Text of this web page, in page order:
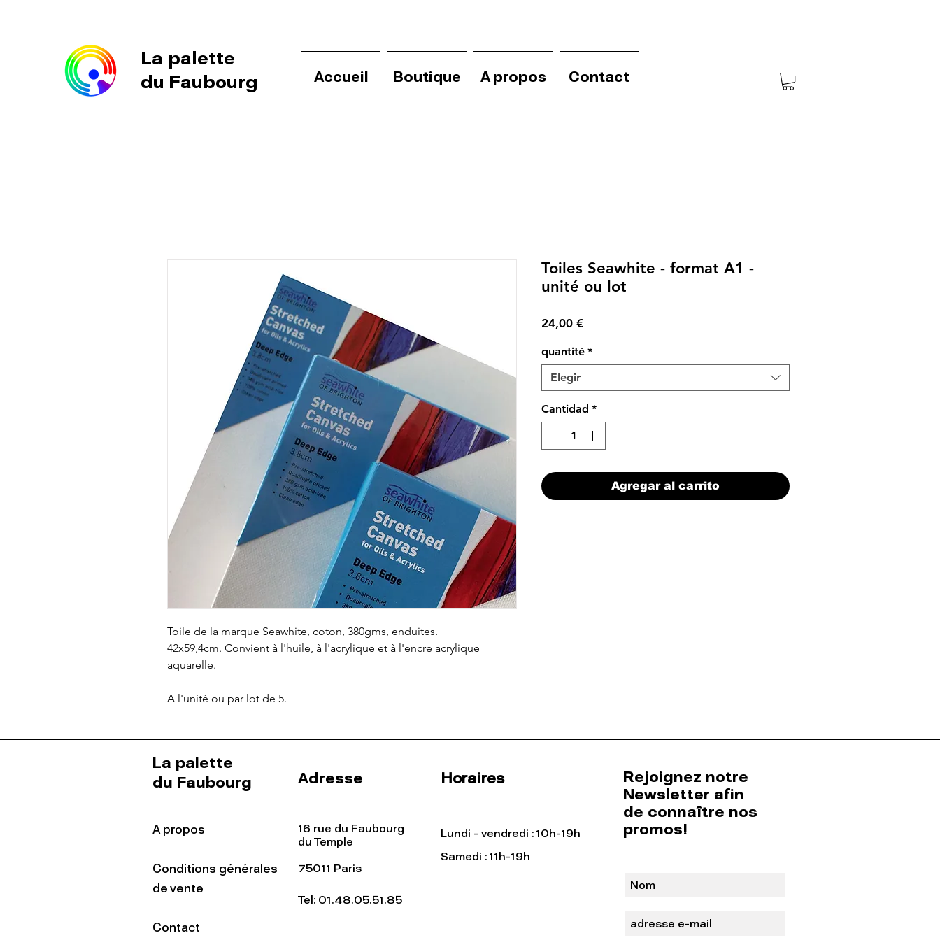
Accueil Boutique A propos Contact
La palette
du Faubourg
Toile de la marque Seawhite, coton, 380gms, enduites.
42x59,4cm. Convient à l'huile, à l'acrylique et à l'encre acrylique
aquarelle.
A l'unité ou par lot de 5.
Toiles Seawhite - format A1 -
unité ou lot
24,00 €Precio
quantité *
Elegir
Cantidad *
Agregar al carrito
La palette
du Faubourg
Adresse Horaires
A propos
Conditions générales
de vente
Contact
16 rue du Faubourg
du Temple
75011 Paris
Tel: 01.48.05.51.85
Lundi - vendredi : 10h-19h
Samedi : 11h-19h
Rejoignez notre
Newsletter afin
de connaître nos
promos!